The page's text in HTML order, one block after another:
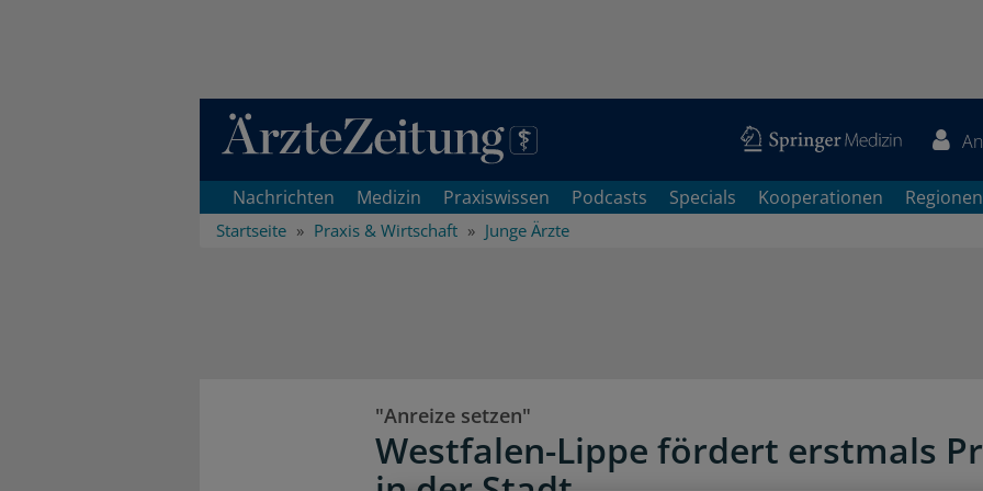
Direkt zum Inhaltsbereich
Nachrichten Medizin Praxiswissen Podcasts Specials Kooperationen Regionen
Startseite Praxis & Wirtschaft Junge Ärzte
"Anreize setzen"
Westfalen-Lippe fördert erstmals